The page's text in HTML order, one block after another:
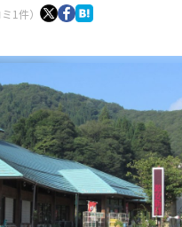
1件）